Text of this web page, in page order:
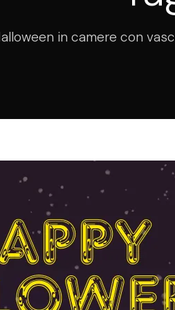
in camere con